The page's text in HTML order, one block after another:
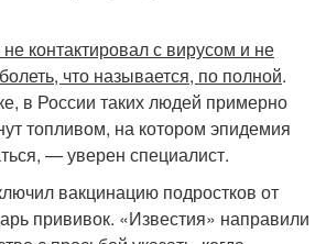
контактировал с вирусом и не
что называется, по полной.
в России таких людей примерно
топливом, на котором эпидемия
— уверен специалист.
вакцинацию подростков от
прививок. «Известия» направили